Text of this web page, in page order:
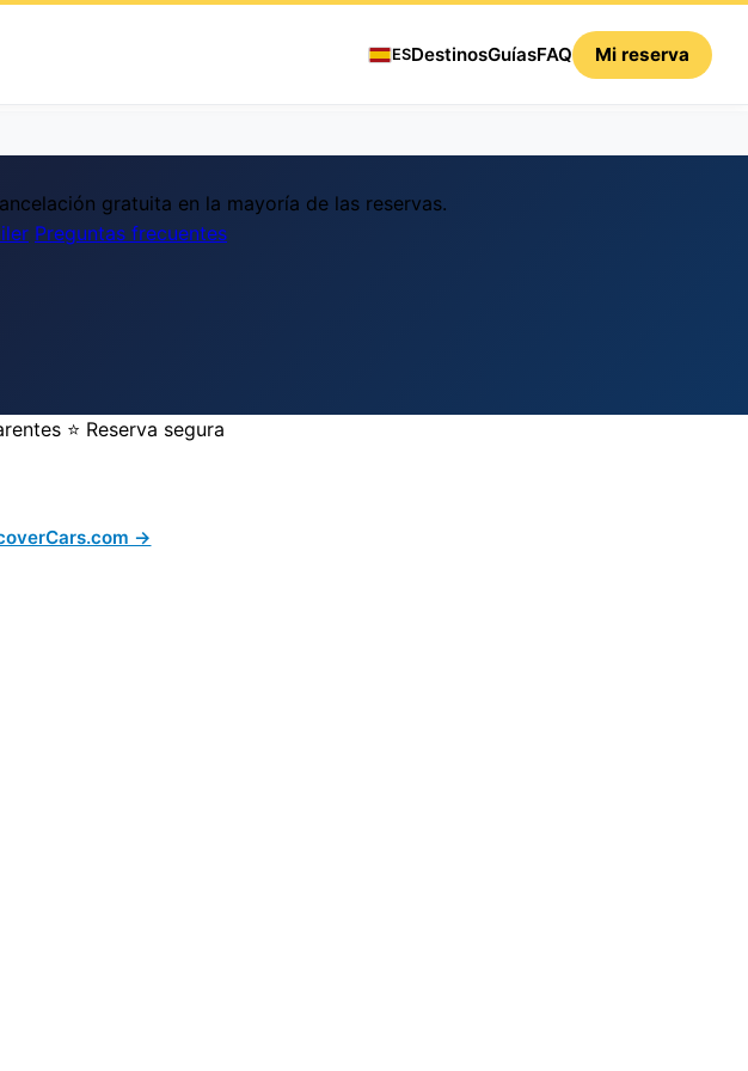
ESDestinosGuíasFAQ Mi reserva
gratuita en la mayoría de las reservas.
Preguntas frecuentes
⭐ Reserva segura
→